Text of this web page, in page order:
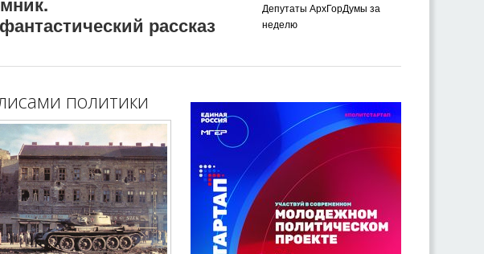
рассказ
Депутаты АрхГорДумы за
неделю
политики